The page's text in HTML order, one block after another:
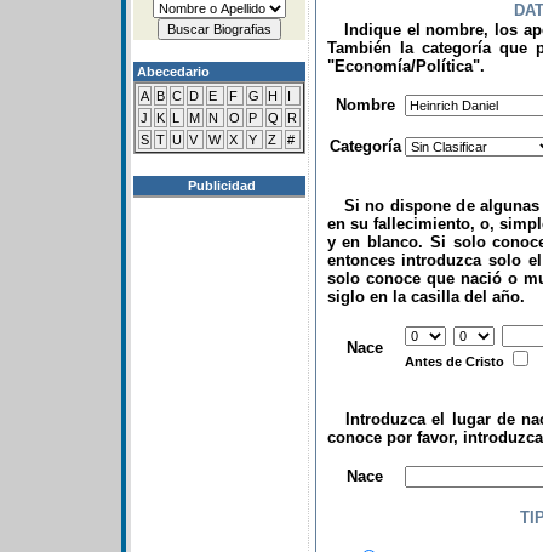
Abecedario
A B C D E F G H
I
J
K L M N O P Q
R
S T U V W X Y Z #
Publicidad
Indique el nombre, los
También la categoría que
"Economía/Política".
Nombre
Categoría
Si no dispone de algunas
en su fallecimiento, o,
y en blanco. Si solo
entonces introduzca solo
solo conoce que nació o
siglo en la casilla del año.
Nace
Antes de Cristo
Introduzca el lugar de
conoce por favor,
Nace